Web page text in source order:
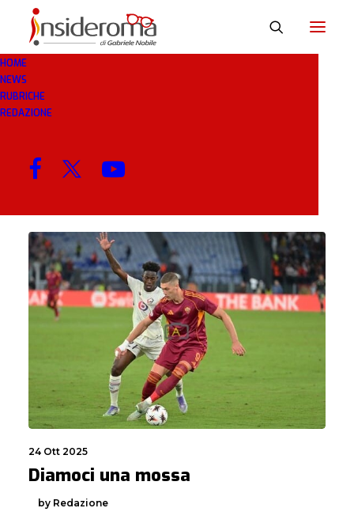
HOME
NEWS
RUBRICHE
REDAZIONE
VIKTORIA PLZEN
MENU
24 Ott 2025
Diamoci una mossa
by Redazione